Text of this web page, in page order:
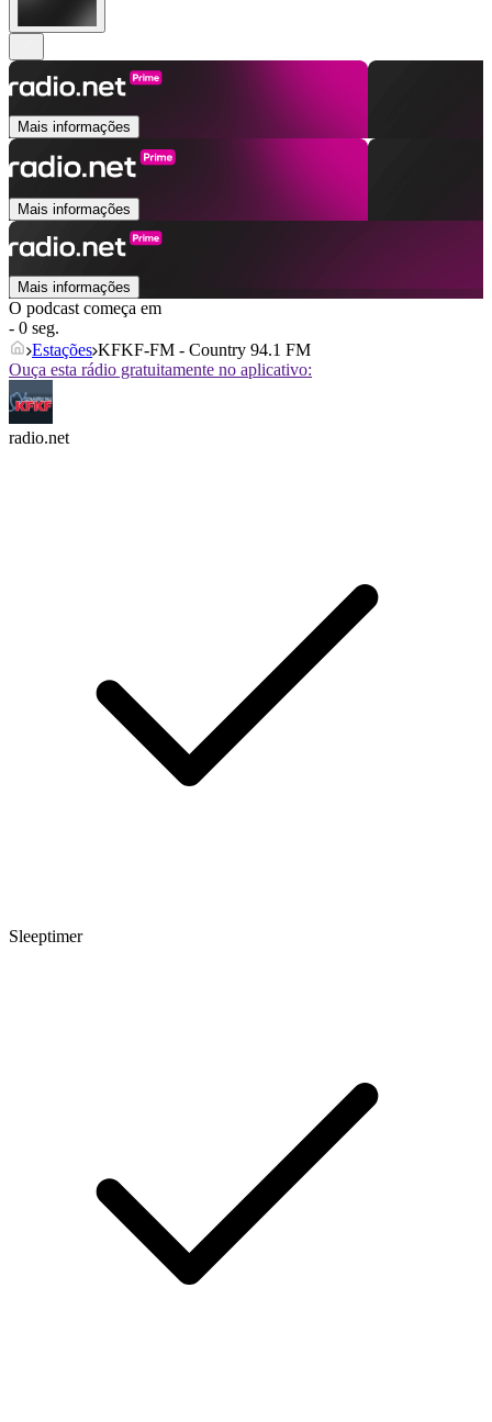
Mais informações
Mais informações
Mais informações
O podcast começa em
- 0 seg.
Estações KFKF-FM - Country 94.1 FM
Ouça esta rádio gratuitamente no aplicativo:
radio.net
Sleeptimer